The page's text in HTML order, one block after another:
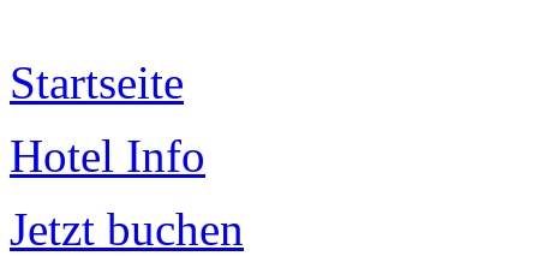
Startseite
Hotel Info
Jetzt buchen